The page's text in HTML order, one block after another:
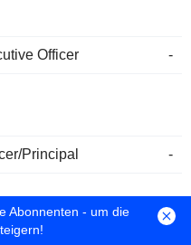
Officer -
Principal -
Abonnenten - um die